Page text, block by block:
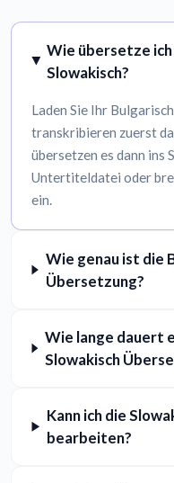
Wie übersetze ich
Slowakisch?
Laden Sie Ihr
transkribieren zuerst
übersetzen es dann ins
Untertiteldatei oder
ein.
Wie genau ist die
Übersetzung?
Wie lange dauert
Slowakisch
Kann ich die
bearbeiten?